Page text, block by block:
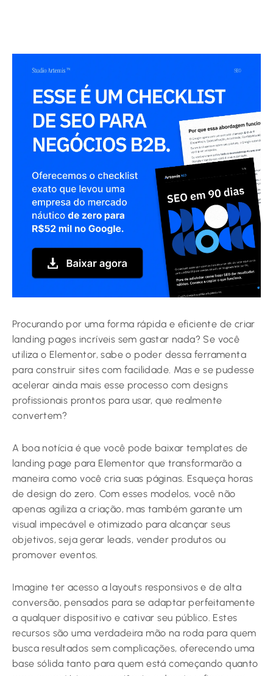
Procurando por uma forma rápida e eficiente de criar
landing pages incríveis sem gastar nada? Se você
utiliza o Elementor, sabe o poder dessa ferramenta
para construir sites com facilidade. Mas e se pudesse
acelerar ainda mais esse processo com designs
profissionais prontos para usar, que realmente
convertem?
A boa notícia é que você pode baixar templates de
landing page para Elementor que transformarão a
maneira como você cria suas páginas. Esqueça horas
de design do zero. Com esses modelos, você não
apenas agiliza a criação, mas também garante um
visual impecável e otimizado para alcançar seus
objetivos, seja gerar leads, vender produtos ou
promover eventos.
Imagine ter acesso a layouts responsivos e de alta
conversão, pensados para se adaptar perfeitamente
a qualquer dispositivo e cativar seu público. Estes
recursos são uma verdadeira mão na roda para quem
busca resultados sem complicações, oferecendo uma
base sólida tanto para quem está começando quanto